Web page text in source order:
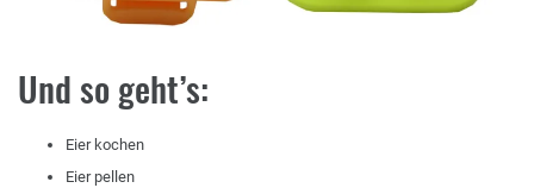
Und so geht’s:
Eier kochen
Eier pellen